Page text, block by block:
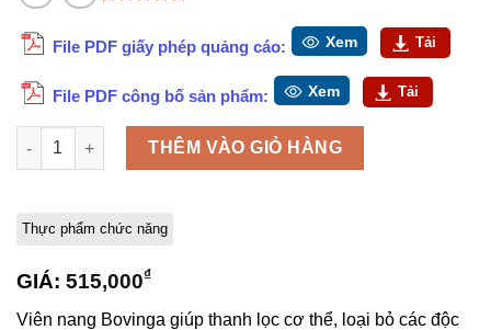
Thực phẩm chức năng
dựa trên
đánh giá
GIÁ: 515,000₫
Viên nang Bovinga giúp thanh lọc cơ thể, loại bỏ các độc
File PDF giấy phép quảng cáo: Xem Tải
File PDF công bố sản phẩm: Xem Tải
Bovinga số lượng
THÊM VÀO GIỎ HÀNG